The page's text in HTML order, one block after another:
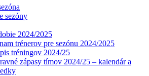
sezóny
2024/2025
trénerov pre sezónu 2024/2025
tréningov 2024/25
zápasy tímov 2024/25 – kalendár a